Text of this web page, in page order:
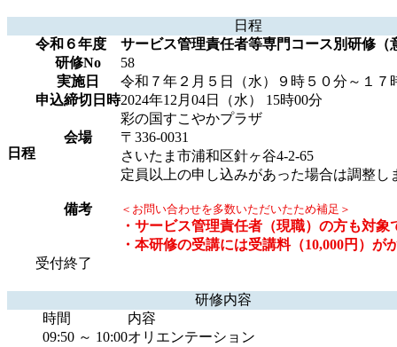
日程
日程
令和６年度 サービス管理責任者等専門コース別研修（
研修No
58
実施日
令和７年２月５日（水）９時５０分～１７
申込締切日時2024年12月04日（水） 15時00分
会場
彩の国すこやかプラザ
〒336-0031
さいたま市浦和区針ヶ谷4-2-65
備考
定員以上の申し込みがあった場合は調整し
＜お問い合わせを多数いただいたため補足＞
・サービス管理責任者（現職）の方も対象
・本研修の受講には受講料（10,000円）が
受付終了
研修内容
時間
内容
09:50 ～ 10:00オリエンテーション